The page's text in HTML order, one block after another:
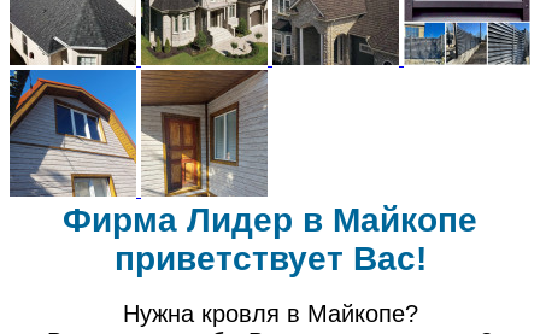
Фирма Лидер в Майкопе
приветствует Вас!
Нужна кровля в Майкопе?